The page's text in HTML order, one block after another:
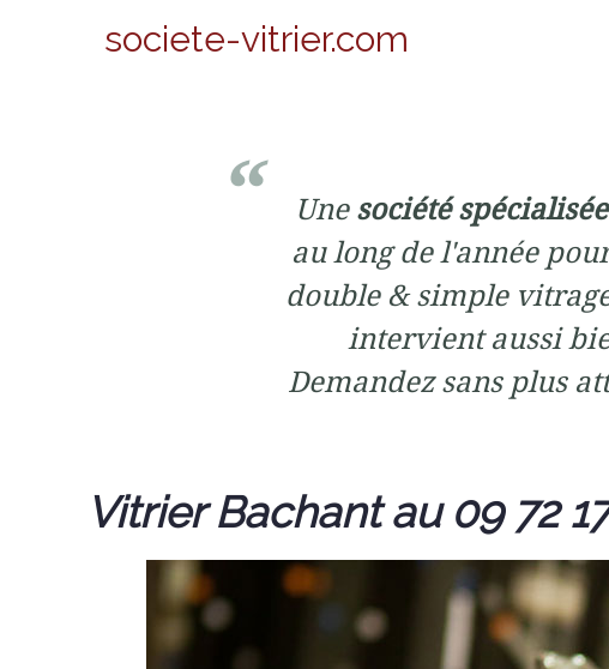
societe-vitrier.com
Unesociété
au long de l'année
double & simple
intervient aussi
Demandez sans plus
Vitrier Bachant au 09 72